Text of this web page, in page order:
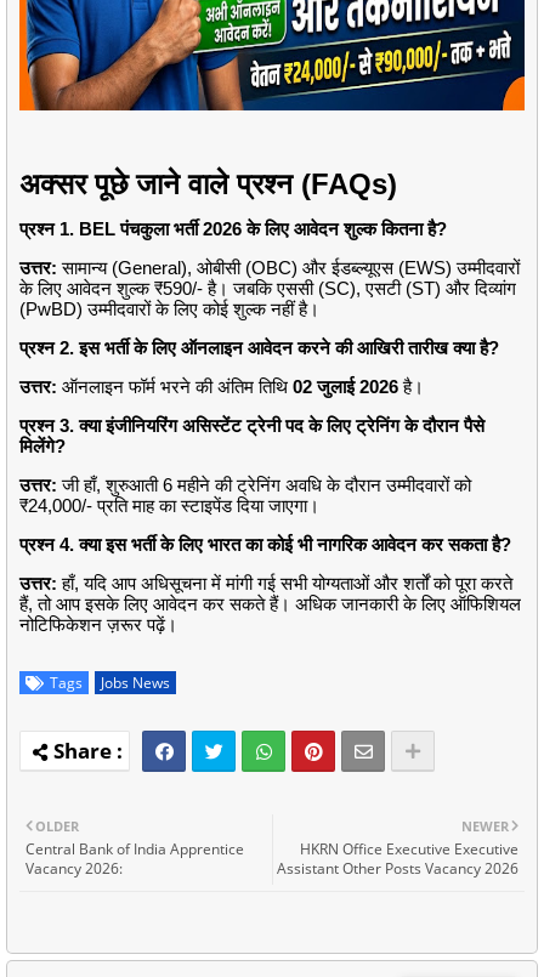
अक्सर पूछे जाने वाले प्रश्न (FAQs)
प्रश्न 1. BEL पंचकुला भर्ती 2026 के लिए आवेदन शुल्क कितना है?
उत्तर: सामान्य (General), ओबीसी (OBC) और ईडब्ल्यूएस (EWS) उम्मीदवारों
के लिए आवेदन शुल्क ₹590/- है। जबकि एससी (SC), एसटी (ST) और दिव्यांग
(PwBD) उम्मीदवारों के लिए कोई शुल्क नहीं है।
प्रश्न 2. इस भर्ती के लिए ऑनलाइन आवेदन करने की आखिरी तारीख क्या है?
उत्तर: ऑनलाइन फॉर्म भरने की अंतिम तिथि 02 जुलाई 2026है।
प्रश्न 3. क्या इंजीनियरिंग असिस्टेंट ट्रेनी पद के लिए ट्रेनिंग के दौरान पैसे
मिलेंगे?
उत्तर: जी हाँ, शुरुआती 6 महीने की ट्रेनिंग अवधि के दौरान उम्मीदवारों को
₹24,000/- प्रति माह का स्टाइपेंड दिया जाएगा।
प्रश्न 4. क्या इस भर्ती के लिए भारत का कोई भी नागरिक आवेदन कर सकता है?
उत्तर: हाँ, यदि आप अधिसूचना में मांगी गई सभी योग्यताओं और शर्तों को पूरा करते
हैं, तो आप इसके लिए आवेदन कर सकते हैं। अधिक जानकारी के लिए ऑफिशियल
नोटिफिकेशन ज़रूर पढ़ें।
Tags Jobs News
NEWER
HKRN Office Executive Executive
Assistant Other Posts Vacancy 2026
OLDER
Central Bank of India Apprentice
Vacancy 2026: